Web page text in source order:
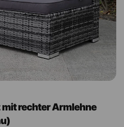
rechter Armlehne